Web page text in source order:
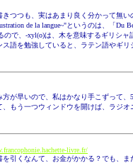
つつも、実はあまり良く分かって無
de la langue~"というのは、「Du
ので、-xyl(o)は、木を意味するギリシ
語を勉強していると、ラテン語やギ
が早いので、私はかなり手こずって
もう一つウィンドウを開けば、ラジ
livre.fr/
引くなんて、お金がかかる？でも、